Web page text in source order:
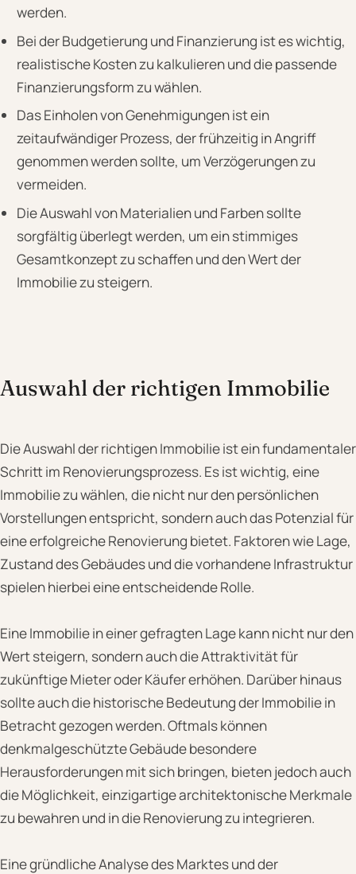
werden.
Bei der Budgetierung und Finanzierung ist es wichtig,
realistische Kosten zu kalkulieren und die passende
Finanzierungsform zu wählen.
Das Einholen von Genehmigungen ist ein
zeitaufwändiger Prozess, der frühzeitig in Angriff
genommen werden sollte, um Verzögerungen zu
vermeiden.
Die Auswahl von Materialien und Farben sollte
sorgfältig überlegt werden, um ein stimmiges
Gesamtkonzept zu schaffen und den Wert der
Immobilie zu steigern.
Auswahl der richtigen Immobilie
Die Auswahl der richtigen Immobilie ist ein fundamentaler
Schritt im Renovierungsprozess. Es ist wichtig, eine
Immobilie zu wählen, die nicht nur den persönlichen
Vorstellungen entspricht, sondern auch das Potenzial für
eine erfolgreiche Renovierung bietet. Faktoren wie Lage,
Zustand des Gebäudes und die vorhandene Infrastruktur
spielen hierbei eine entscheidende Rolle.
Eine Immobilie in einer gefragten Lage kann nicht nur den
Wert steigern, sondern auch die Attraktivität für
zukünftige Mieter oder Käufer erhöhen. Darüber hinaus
sollte auch die historische Bedeutung der Immobilie in
Betracht gezogen werden. Oftmals können
denkmalgeschützte Gebäude besondere
Herausforderungen mit sich bringen, bieten jedoch auch
die Möglichkeit, einzigartige architektonische Merkmale
zu bewahren und in die Renovierung zu integrieren.
Eine gründliche Analyse des Marktes und der